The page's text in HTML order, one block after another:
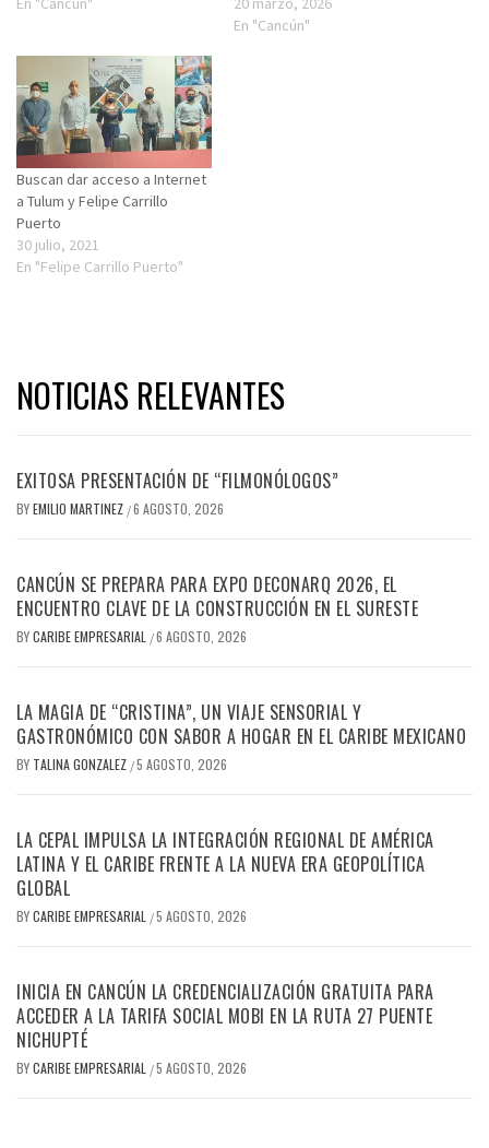
En "Cancún"
Buscan dar acceso a Internet
a Tulum y Felipe Carrillo
Puerto
30 julio, 2021
En "Felipe Carrillo Puerto"
NOTICIAS RELEVANTES
EXITOSA PRESENTACIÓN DE “FILMONÓLOGOS”
BYEMILIO MARTINEZ /6 AGOSTO, 2026
CANCÚN SE PREPARA PARA EXPO DECONARQ 2026, EL
ENCUENTRO CLAVE DE LA CONSTRUCCIÓN EN EL SURESTE
BYCARIBE EMPRESARIAL /6 AGOSTO, 2026
LA MAGIA DE “CRISTINA”, UN VIAJE SENSORIAL Y
GASTRONÓMICO CON SABOR A HOGAR EN EL CARIBE MEXICANO
BY TALINA GONZALEZ /5 AGOSTO, 2026
LA CEPAL IMPULSA LA INTEGRACIÓN REGIONAL DE AMÉRICA
LATINA Y EL CARIBE FRENTE A LA NUEVA ERA GEOPOLÍTICA
GLOBAL
BYCARIBE EMPRESARIAL /5 AGOSTO, 2026
INICIA EN CANCÚN LA CREDENCIALIZACIÓN GRATUITA PARA
ACCEDER A LA TARIFA SOCIAL MOBI EN LA RUTA 27 PUENTE
NICHUPTÉ
BYCARIBE EMPRESARIAL /5 AGOSTO, 2026